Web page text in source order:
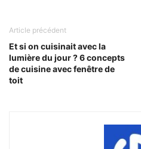
Article précédent
Et si on cuisinait avec la
lumière du jour ? 6 concepts
de cuisine avec fenêtre de
toit